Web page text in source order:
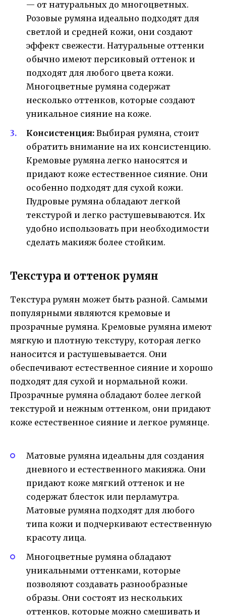
— от натуральных до многоцветных.
Розовые румяна идеально подходят для
светлой и средней кожи, они создают
эффект свежести. Натуральные оттенки
обычно имеют персиковый оттенок и
подходят для любого цвета кожи.
Многоцветные румяна содержат
несколько оттенков, которые создают
уникальное сияние на коже.
Консистенция: Выбирая румяна, стоит
обратить внимание на их консистенцию.
Кремовые румяна легко наносятся и
придают коже естественное сияние. Они
особенно подходят для сухой кожи.
Пудровые румяна обладают легкой
текстурой и легко растушевываются. Их
удобно использовать при необходимости
сделать макияж более стойким.
Текстура и оттенок румян
Текстура румян может быть разной. Самыми
популярными являются кремовые и
прозрачные румяна. Кремовые румяна имеют
мягкую и плотную текстуру, которая легко
наносится и растушевывается. Они
обеспечивают естественное сияние и хорошо
подходят для сухой и нормальной кожи.
Прозрачные румяна обладают более легкой
текстурой и нежным оттенком, они придают
коже естественное сияние и легкое румянце.
Матовые румяна идеальны для создания
дневного и естественного макияжа. Они
придают коже мягкий оттенок и не
содержат блесток или перламутра.
Матовые румяна подходят для любого
типа кожи и подчеркивают естественную
красоту лица.
Многоцветные румяна обладают
уникальными оттенками, которые
позволяют создавать разнообразные
образы. Они состоят из нескольких
оттенков, которые можно смешивать и